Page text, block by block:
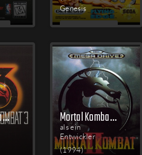
Genesis
MEHR
Mortal Kombat 3 Mortal Kombat II
als ein
Entwickler
(1994)